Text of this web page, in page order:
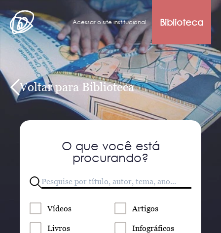
Acessar o site institucional Biblioteca
Voltar para Biblioteca
O que você está
procurando?
Vídeos Artigos
Livros Infográficos